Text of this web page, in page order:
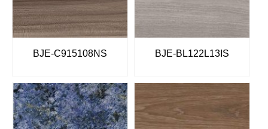
BJE-C915108NS BJE-BL122L13IS